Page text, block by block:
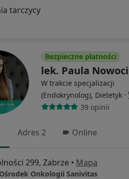
tarczycy
Bezpieczne płatności
lek. Paula
W trakcie specjalizacji
(Endokrynolog), Dietetyk ·
39 opinii
Adres 2 Online
299, Zabrze • Mapa
Onkologii Sanivitas